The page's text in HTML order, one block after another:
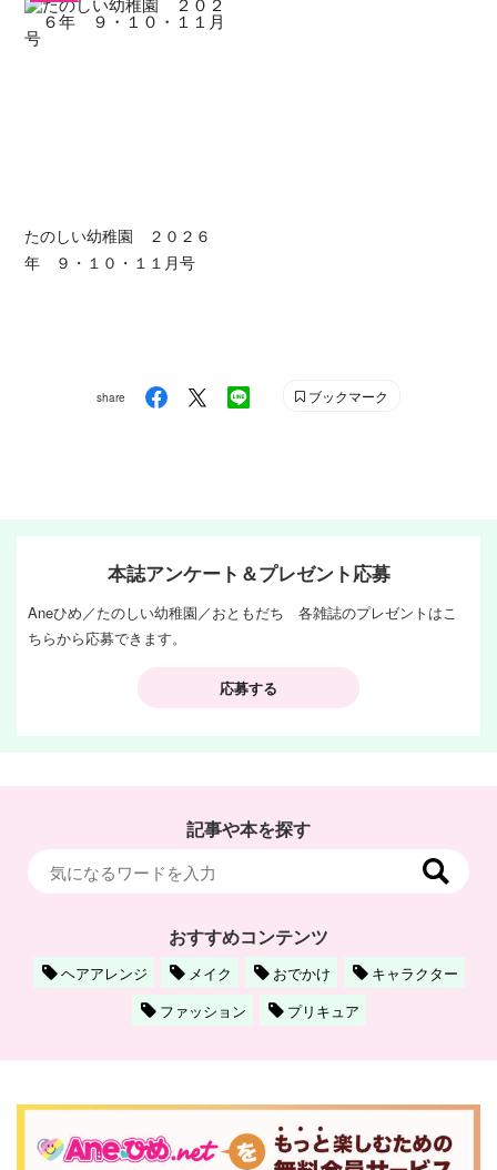
たのしい幼稚園 ２０２６
年 ９・１０・１１月号
share ブックマーク
本誌アンケート＆プレゼント応募
Aneひめ／たのしい幼稚園／おともだち 各雑誌のプレゼントはこ
ちらから応募できます。
応募する
記事や本を探す
おすすめコンテンツ
ヘアアレンジ メイク おでかけ
キャラクター
ファッション
プリキュア